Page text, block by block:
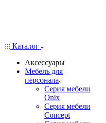
Каталог
Аксессуары
Мебель для
персонала
Серия мебели
Onix
Серия мебели
Concept